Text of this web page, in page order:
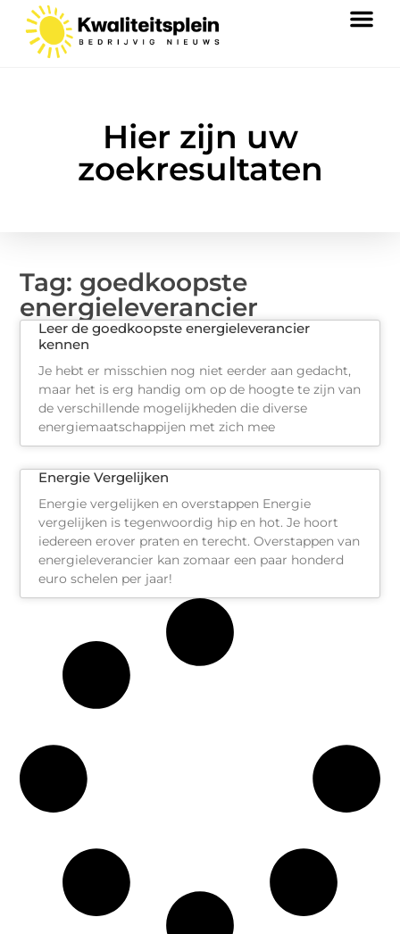
Hier zijn uw
zoekresultaten
Tag: goedkoopste
energieleverancier
Leer de goedkoopste energieleverancier
kennen
Je hebt er misschien nog niet eerder aan gedacht,
maar het is erg handig om op de hoogte te zijn van
de verschillende mogelijkheden die diverse
energiemaatschappijen met zich mee
Energie Vergelijken
Energie vergelijken en overstappen Energie
vergelijken is tegenwoordig hip en hot. Je hoort
iedereen erover praten en terecht. Overstappen van
energieleverancier kan zomaar een paar honderd
euro schelen per jaar!